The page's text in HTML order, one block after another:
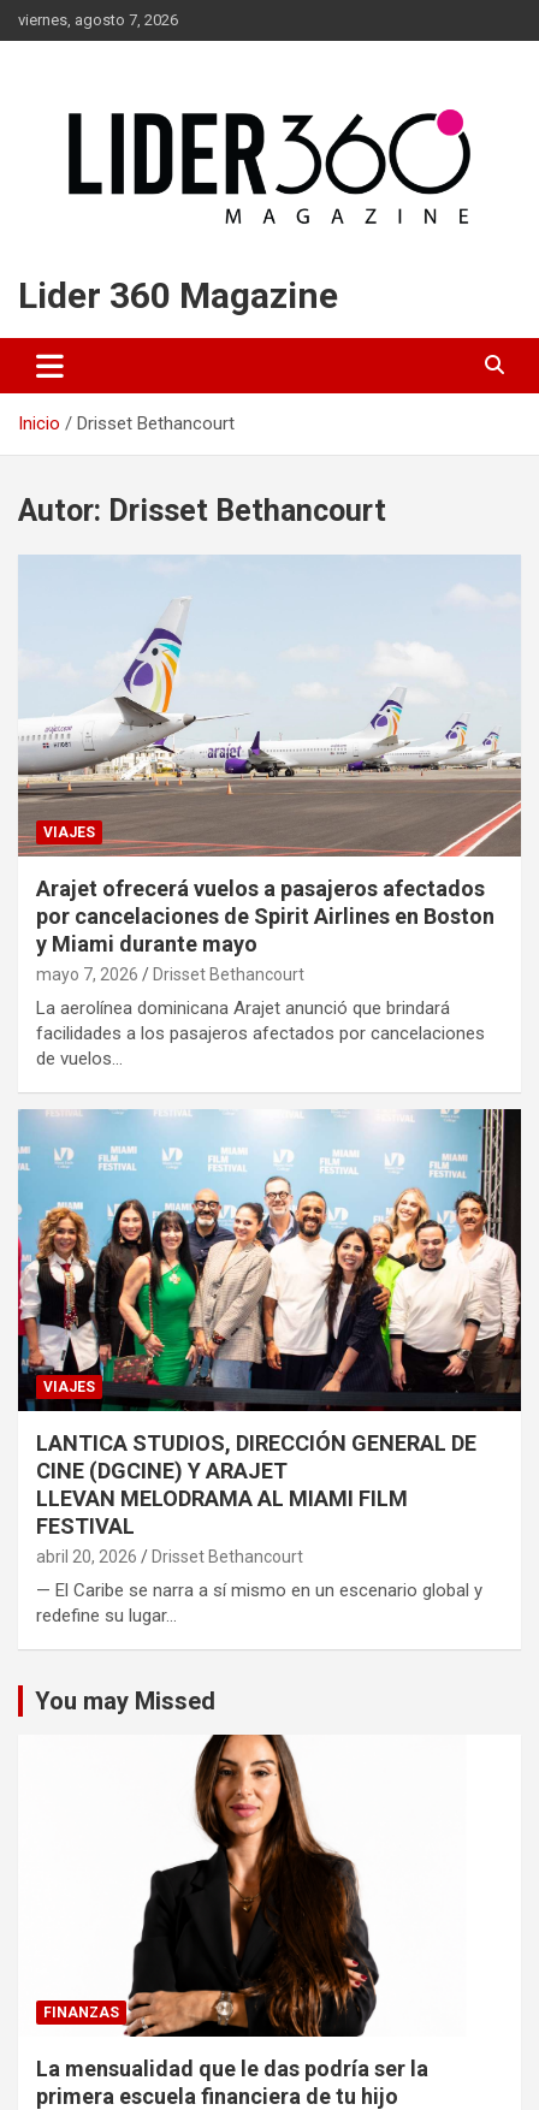
Saltar
al
viernes, agosto 7, 2026
Lider 360 Magazine
Inicio Drisset Bethancourt
Autor: Drisset Bethancourt
VIAJES
Arajet ofrecerá vuelos a pasajeros afectados
por cancelaciones de Spirit Airlines en Boston
y Miami durante mayo
mayo 7, 2026 Drisset Bethancourt
La aerolínea dominicana Arajet anunció que brindará
facilidades a los pasajeros afectados por cancelaciones
de vuelos…
VIAJES
LANTICA STUDIOS, DIRECCIÓN GENERAL DE
CINE (DGCINE) Y ARAJET
LLEVAN MELODRAMA AL MIAMI FILM
FESTIVAL
abril 20, 2026 Drisset Bethancourt
— El Caribe se narra a sí mismo en un escenario global y
redefine su lugar…
You may Missed
FINANZAS
La mensualidad que le das podría ser la
primera escuela financiera de tu hijo